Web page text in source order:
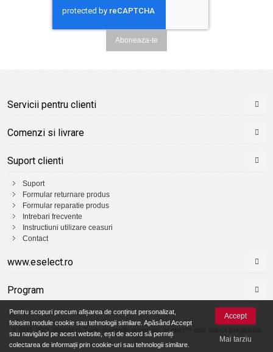
Aboneaza-te
Servicii pentru clienti
Comenzi si livrare
Suport clienti
Suport
Formular returnare produs
Formular reparatie produs
Intrebari frecvente
Instructiuni utilizare ceasuri
Contact
www.eselect.ro
Program
© 2015-2021 eSelect.ro Toate drepturile rezervate. eselect™ este marca inregistrata
®
Pentru scopuri precum afișarea de conținut personalizat,
folosim module cookie sau tehnologii similare. Apăsând Accept
sau navigând pe acest website, ești de acord să permiți
colectarea de informații prin cookie-uri sau tehnologii similare.
Accept
Mai tarziu